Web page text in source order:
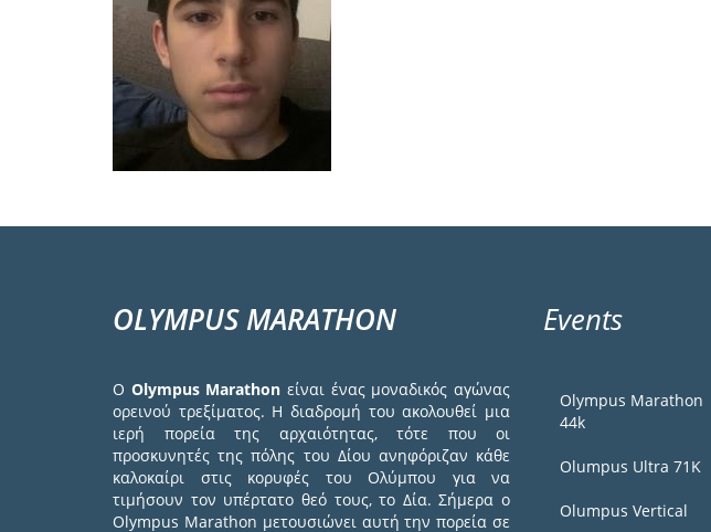
OLYMPUS MARATHON
Ο Olympus Marathon είναι ένας μοναδικός αγώνας
ορεινού τρεξίματος. Η διαδρομή του ακολουθεί μια
ιερή πορεία της αρχαιότητας, τότε που οι
προσκυνητές της πόλης του Δίου ανηφόριζαν κάθε
καλοκαίρι στις κορυφές του Ολύμπου για να
τιμήσουν τον υπέρτατο θεό τους, το Δία. Σήμερα ο
Olympus Marathon μετουσιώνει αυτή την πορεία σε
Events
Olympus Marathon
44k
Olumpus Ultra 71K
Olumpus Vertical